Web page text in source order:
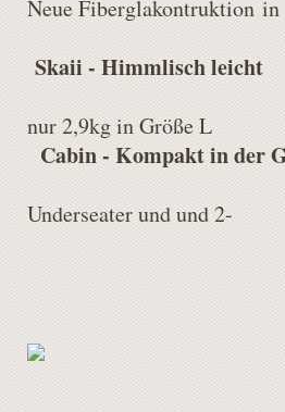
Neue Fiberglakontruktion
schwarz
Skaii - Himmlisch leicht
nur 2,9kg in Größe L
Cabin - Kompakt in der
Underseater